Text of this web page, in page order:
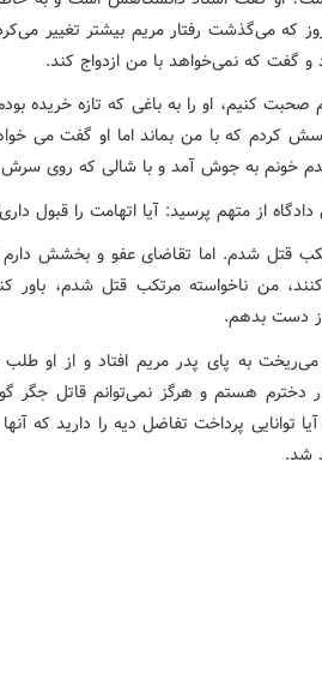
که می‌گذشت رفتار مریم بیشتر تغییر
و گفت که نمی‌خواهد با من ازدواج کند.
صحبت کنیم، او را به باغی که تازه خریده
کردم که با من بماند اما او گفت می
خونم به جوش آمد و با شالی که روی سرش
از متهم پرسید: آیا اتهامت را قبول
قتل شدم. اما تقاضای عفو و بخشش دارم
من ناخواسته مرتکب قتل شدم، باور
دست بدهم.
به پای پدر مریم افتاد و از او
دخترم هستم و هرگز نمی‌توانم قاتل
توانایی پرداخت تفاضل دیه را دارید که
شد.